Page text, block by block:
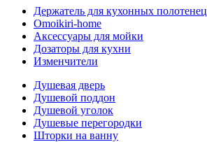
Держатель для кухонных полотенец
Omoikiri-home
Аксессуары для мойки
Дозаторы для кухни
Изменчители
Душевая дверь
Душевой поддон
Душевой уголок
Душевые перегородки
Шторки на ванну